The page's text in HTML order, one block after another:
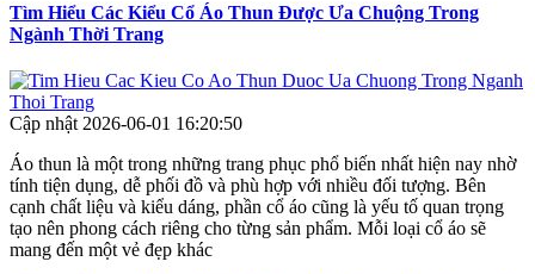
Tìm Hiểu Các Kiểu Cổ Áo Thun Được Ưa Chuộng Trong
Ngành Thời Trang
Cập nhật 2026-06-01 16:20:50
Áo thun là một trong những trang phục phổ biến nhất hiện nay nhờ
tính tiện dụng, dễ phối đồ và phù hợp với nhiều đối tượng. Bên
cạnh chất liệu và kiểu dáng, phần cổ áo cũng là yếu tố quan trọng
tạo nên phong cách riêng cho từng sản phẩm. Mỗi loại cổ áo sẽ
mang đến một vẻ đẹp khác